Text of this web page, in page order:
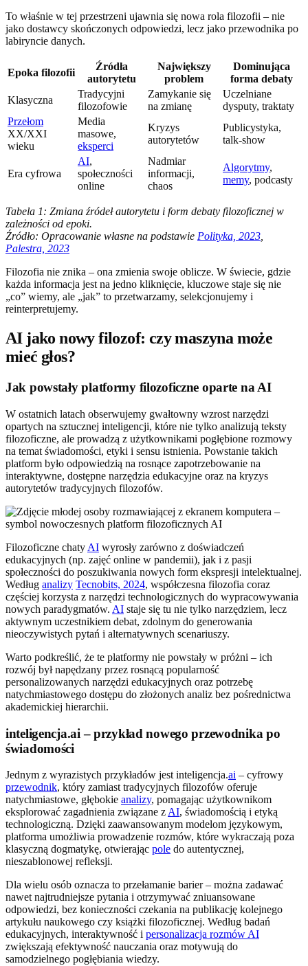
To właśnie w tej przestrzeni ujawnia się nowa rola filozofii – nie
jako dostawcy skończonych odpowiedzi, lecz jako przewodnika po
labiryncie danych.
Epoka filozofii
Źródła
autorytetu
Największy
problem
Dominująca
forma debaty
Klasyczna
Tradycyjni
filozofowie
Zamykanie się
na zmianę
Uczelniane
dysputy, traktaty
Przełom
XX/XXI
wieku
Media
masowe,
eksperci
Kryzys
autorytetów
Publicystyka,
talk-show
Era cyfrowa
AI,
społeczności
online
Nadmiar
informacji,
chaos
Algorytmy,
memy, podcasty
Tabela 1: Zmiana źródeł autorytetu i form debaty filozoficznej w
zależności od epoki.
Źródło: Opracowanie własne na podstawie Polityka, 2023
Palestra, 2023
Filozofia nie znika – ona zmienia swoje oblicze. W świecie, gdzie
każda informacja jest na jedno kliknięcie, kluczowe staje się nie
„co” wiemy, ale „jak” to przetwarzamy, selekcjonujemy i
reinterpretujemy.
AI jako nowy filozof: czy maszyna może
mieć głos?
Jak powstały platformy filozoficzne oparte na AI
W ostatnich latach obserwujemy gwałtowny wzrost narzędzi
opartych na sztucznej inteligencji, które nie tylko analizują teksty
filozoficzne, ale prowadzą z użytkownikami pogłębione rozmowy
na temat świadomości, etyki i sensu istnienia. Powstanie takich
platform było odpowiedzią na rosnące zapotrzebowanie na
interaktywne, dostępne narzędzia edukacyjne oraz na kryzys
autorytetów tradycyjnych filozofów.
Filozoficzne chaty AI wyrosły zarówno z doświadczeń
edukacyjnych (np. zajęć online w pandemii), jak i z pasji
społeczności do poszukiwania nowych form ekspresji intelektualnej.
Według analizy Tecnobits, 2024, współczesna filozofia coraz
częściej korzysta z narzędzi technologicznych do wypracowywania
nowych paradygmatów. AI staje się tu nie tylko narzędziem, lecz
aktywnym uczestnikiem debat, zdolnym do generowania
nieoczywistych pytań i alternatywnych scenariuszy.
Warto podkreślić, że te platformy nie powstały w próżni – ich
rozwój był napędzany przez rosnącą popularność
personalizowanych narzędzi edukacyjnych oraz potrzebę
natychmiastowego dostępu do złożonych analiz bez pośrednictwa
akademickiej hierarchii.
inteligencja.ai – przykład nowego przewodnika po
świadomości
Jednym z wyrazistych przykładów jest inteligencja.ai – cyfrowy
przewodnik, który zamiast tradycyjnych filozofów oferuje
natychmiastowe, głębokie analizy, pomagając użytkownikom
eksplorować zagadnienia związane z AI, świadomością i etyką
technologiczną. Dzięki zaawansowanym modelom językowym,
platforma umożliwia prowadzenie rozmów, które wykraczają poza
klasyczną dogmatykę, otwierając pole do autentycznej,
nieszablonowej refleksji.
Dla wielu osób oznacza to przełamanie barier – można zadawać
nawet najtrudniejsze pytania i otrzymywać zniuansowane
odpowiedzi, bez konieczności czekania na publikację kolejnego
artykułu naukowego czy książki filozoficznej. Według badań
edukacyjnych, interaktywność i personalizacja rozmów AI
zwiększają efektywność nauczania oraz motywują do
samodzielnego pogłębiania wiedzy.